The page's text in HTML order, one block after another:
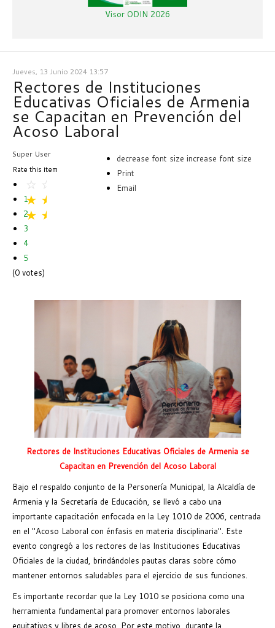
Visor ODIN 2026
Jueves, 13 Junio 2024 13:57
Rectores de Instituciones
Educativas Oficiales de Armenia
se Capacitan en Prevención del
Acoso Laboral
Super User decrease font size increase font size
Print
Email
Rate this item
1
2
3
4
5
(0 votes)
Rectores de Instituciones Educativas Oficiales de Armenia se
Capacitan en Prevención del Acoso Laboral
Bajo el respaldo conjunto de la Personería Municipal, la Alcaldía de
Armenia y la Secretaría de Educación, se llevó a cabo una
importante capacitación enfocada en la Ley 1010 de 2006, centrada
en el "Acoso Laboral con énfasis en materia disciplinaria". Este
evento congregó a los rectores de las Instituciones Educativas
Oficiales de la ciudad, brindándoles pautas claras sobre cómo
mantener entornos saludables para el ejercicio de sus funciones.
Es importante recordar que la Ley 1010 se posiciona como una
herramienta fundamental para promover entornos laborales
equitativos y libres de acoso. Por este motivo, durante la